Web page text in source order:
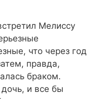
Мелиссу
что через год
правда,
браком.
дочь, и все бы